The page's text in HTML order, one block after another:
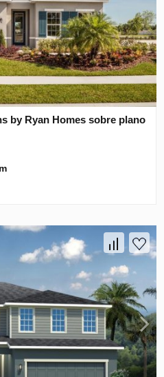
by Ryan Homes sobre plano